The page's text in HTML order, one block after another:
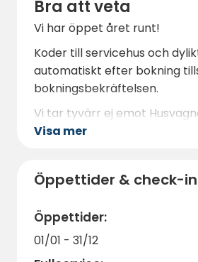
Bra att veta
Vi har öppet året runt!
Koder till servicehus och
automatiskt efter bokning
bokningsbekräftelsen.
Vi tar tyvärr ej emot
ställplatsen
Visa mer
Öppettider & check-in
Öppettider:
01/01 - 31/12